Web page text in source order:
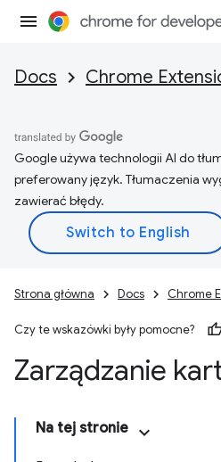
Docs Chrome
Google używa technologii AI do
preferowany język. Tłumaczenia
zawierać błędy.
Strona główna Docs Chrome
Czy te wskazówki były pomocne?
Zarządzanie
Na tej stronie